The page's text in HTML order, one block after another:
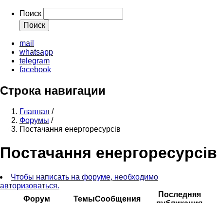
Поиск
mail
whatsapp
telegram
facebook
Строка навигации
Главная /
Форумы /
Постачання енергоресурсів
Постачання енергоресурсів
Чтобы написать на форуме, необходимо
авторизоваться.
Форум
ТемыСообщения
Последняя